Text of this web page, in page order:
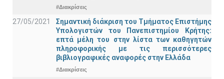
#Διακρίσεις
27/05/2021
Σημαντική διάκριση του Τμήματος Επιστήμης
Υπολογιστών του Πανεπιστημίου Κρήτης:
επτά μέλη του στην λίστα των καθηγητών
πληροφορικής με τις περισσότερες
βιβλιογραφικές αναφορές στην Ελλάδα
#Διακρίσεις